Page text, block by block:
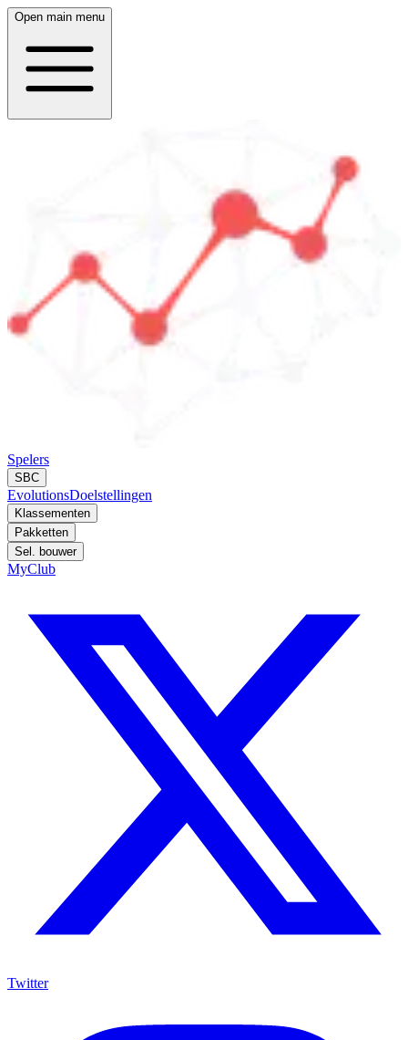
Open main menu
Spelers
SBC
EvolutionsDoelstellingen
Klassementen
Pakketten
Sel. bouwer
MyClub
Twitter